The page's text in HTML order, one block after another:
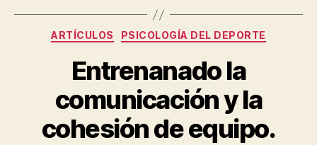
ARTÍCULOS PSICOLOGÍA DEL DEPORTE
Entrenanado la
comunicación y la
cohesión de equipo.